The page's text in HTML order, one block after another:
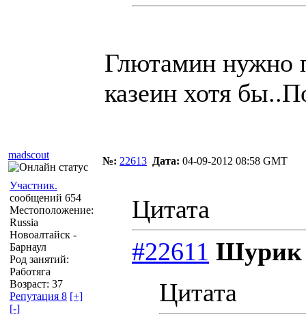
Глютамин нужно
казеин хотя
madscout
№: 22613 Дата: 04-09-2012 08:58 GMT
Участник.
сообщений 654
Местоположение:
Russia
Новоалтайск -
Барнаул
Род занятий:
Работяга
Возраст: 37
Репутация 8 [+]
[-]
Цитата
#22611
Цитата